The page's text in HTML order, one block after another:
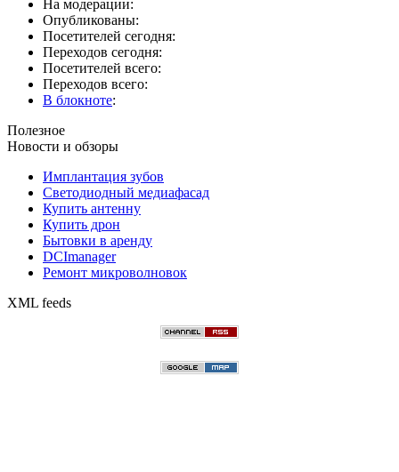
На модерации:
Опубликованы:
Посетителей сегодня:
Переходов сегодня:
Посетителей всего:
Переходов всего:
В блокноте:
Полезное
Новости и обзоры
Имплантация зубов
Светодиодный медиафасад
Купить антенну
Купить дрон
Бытовки в аренду
DCImanager
Ремонт микроволновок
XML feeds